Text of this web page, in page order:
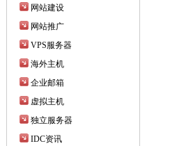
网站建设
网站推广
VPS服务器
海外主机
企业邮箱
虚拟主机
独立服务器
IDC资讯